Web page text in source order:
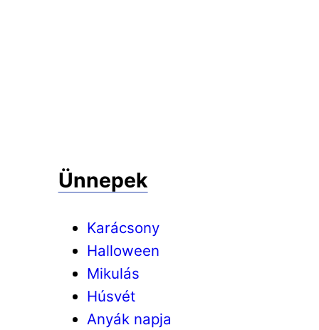
Ünnepek
Karácsony
Halloween
Mikulás
Húsvét
Anyák napja